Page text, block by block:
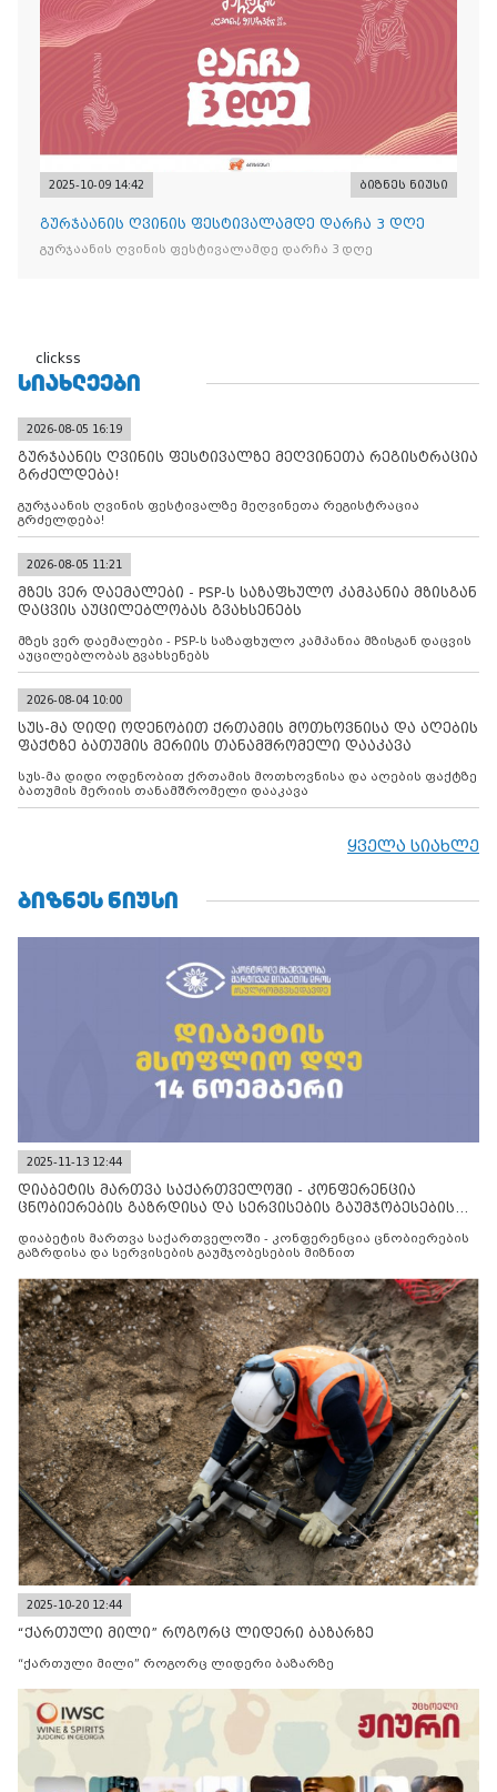
2025-10-09 14:42 ბიზნეს ნიუსი
გურჯაანის ღვინის ფესტივალამდე დარჩა 3 დღე
გურჯაანის ღვინის ფესტივალამდე დარჩა 3 დღე
clickss
ᲡᲘᲐᲮᲚᲔᲔᲑᲘ
2026-08-05 16:19
გურჯაანის ღვინის ფესტივალზე მეღვინეთა რეგისტრაცია
გრძელდება!
გურჯაანის ღვინის ფესტივალზე მეღვინეთა რეგისტრაცია
გრძელდება!
2026-08-05 11:21
მზეს ვერ დაემალები - PSP-ს საზაფხულო კამპანია მზისგან
დაცვის აუცილებლობას გვახსენებს
მზეს ვერ დაემალები - PSP-ს საზაფხულო კამპანია მზისგან დაცვის
აუცილებლობას გვახსენებს
2026-08-04 10:00
სუს-მა დიდი ოდენობით ქრთამის მოთხოვნისა და აღების
ფაქტზე ბათუმის მერიის თანამშრომელი დააკავა
სუს-მა დიდი ოდენობით ქრთამის მოთხოვნისა და აღების ფაქტზე
ბათუმის მერიის თანამშრომელი დააკავა
ყველა სიახლე
ᲑᲘᲖᲜᲔᲡ ᲜᲘᲣᲡᲘ
2025-11-13 12:44
დიაბეტის მართვა საქართველოში - კონფერენცია
ცნობიერების გაზრდისა და სერვისების გაუმჯობესების
დიაბეტის მართვა საქართველოში - კონფერენცია ცნობიერების
გაზრდისა და სერვისების გაუმჯობესების მიზნით
2025-10-20 12:44
“ქართული მილი” როგორც ლიდერი ბაზარზე
“ქართული მილი” როგორც ლიდერი ბაზარზე